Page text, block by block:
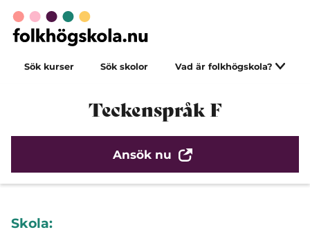
Sök kurser Sök skolor Vad är folkhögskola?
Teckenspråk F
Ansök nu
Skola: